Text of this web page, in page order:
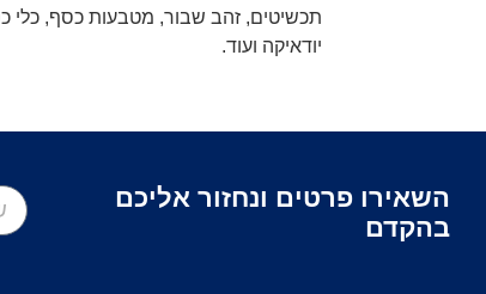
תכשיטים, זהב שבור, מטבעות כסף, כלי
יודאיקה ועוד.
השאירו פרטים ונחזור אליכם
בהקדם